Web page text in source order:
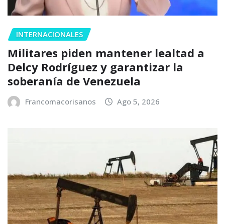
INTERNACIONALES
Militares piden mantener lealtad a
Delcy Rodríguez y garantizar la
soberanía de Venezuela
Francomacorisanos Ago 5, 2026